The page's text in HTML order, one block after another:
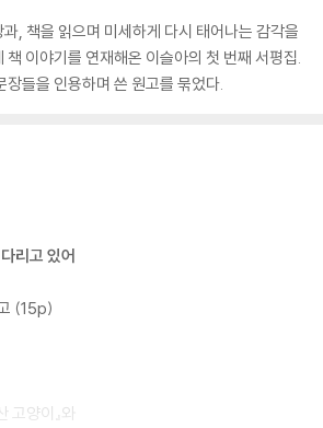
, 책을 읽으며 미세하게 다시 태어나는 감각을
책 이야기를 연재해온 이슬아의 첫 번째 서평집.
장들을 인용하며 쓴 원고를 묶었다.
리고 있어
(15p)
고양이』와